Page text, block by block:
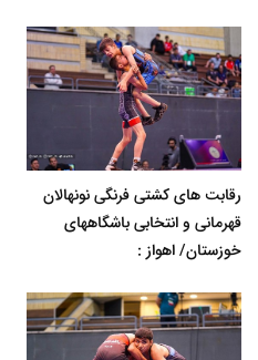
رقابت های کشتی فرنگی نونهالان
قهرمانی و انتخابی باشگاههای
خوزستان/ اهواز :